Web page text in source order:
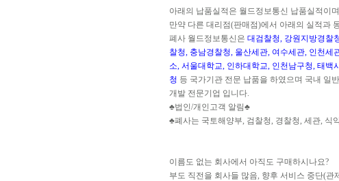
아래의 납품실적은 월드정보통신 납품실적이
만약 다른 대리점(판매점)에서 아래의 실적과
폐사 월드정보통신은 대검찰청, 강원지방경찰
찰청, 충남경찰청, 울산세관, 여수세관, 인천세
소, 서울대학교, 인하대학교, 인천남구청, 태백
청 등 국가기관 전문 납품을 하였으며 국내 일
개발 전문기업 입니다.
♣법인/개인고객 알림♣
♣폐사는 국토해양부, 검찰청, 경찰청, 세관, 식
이름도 없는 회사에서 아직도 구매하시나요?
부도 직전을 회사들 많음, 향후 서비스 중단(관